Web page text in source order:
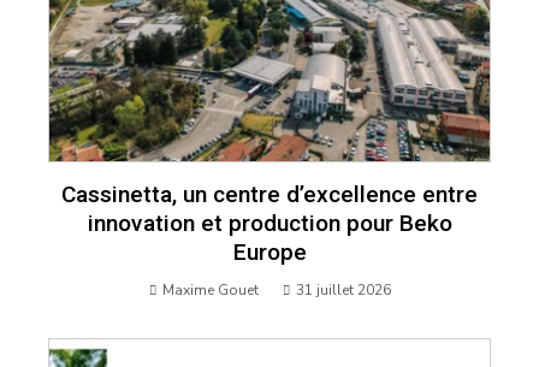
Cassinetta, un centre d’excellence entre
innovation et production pour Beko
Europe
Maxime Gouet 31 juillet 2026